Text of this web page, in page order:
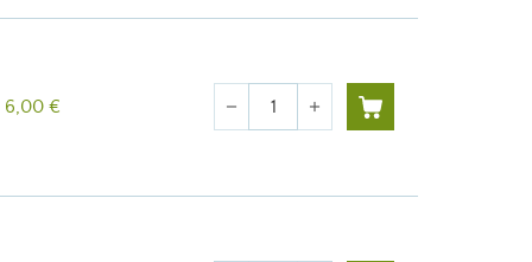
6,00 € Cantidad
remove add